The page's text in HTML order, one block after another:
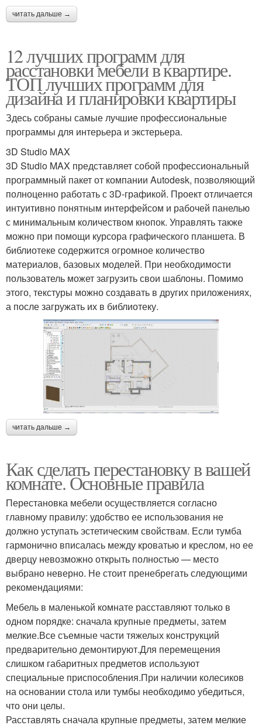
читать дальше →
12 лучших программ для
расстановки мебели в квартире.
ТОП лучших программ для
дизайна и планировки квартиры
Здесь собраны самые лучшие профессиональные
программы для интерьера и экстерьера.
3D Studio MAX
3D Studio MAX представляет собой профессиональный
программный пакет от компании Autodesk, позволяющий
полноценно работать с 3D-графикой. Проект отличается
интуитивно понятным интерфейсом и рабочей панелью
с минимальным количеством кнопок. Управлять также
можно при помощи курсора графического планшета. В
библиотеке содержится огромное количество
материалов, базовых моделей. При необходимости
пользователь может загрузить свои шаблоны. Помимо
этого, текстуры можно создавать в других приложениях,
а после загружать их в библиотеку.
читать дальше →
Как сделать перестановку в вашей
комнате. Основные правила
Перестановка мебели осуществляется согласно
главному правилу: удобство ее использования не
должно уступать эстетическим свойствам. Если тумба
гармонично вписалась между кроватью и креслом, но ее
дверцу невозможно открыть полностью — место
выбрано неверно. Не стоит пренебрегать следующими
рекомендациями:
Мебель в маленькой комнате расставляют только в
одном порядке: сначала крупные предметы, затем
мелкие.Все съемные части тяжелых конструкций
предварительно демонтируют.Для перемещения
слишком габаритных предметов используют
специальные приспособления.При наличии колесиков
на основании стола или тумбы необходимо убедиться,
что они целы.
Расставлять сначала крупные предметы, затем мелкие